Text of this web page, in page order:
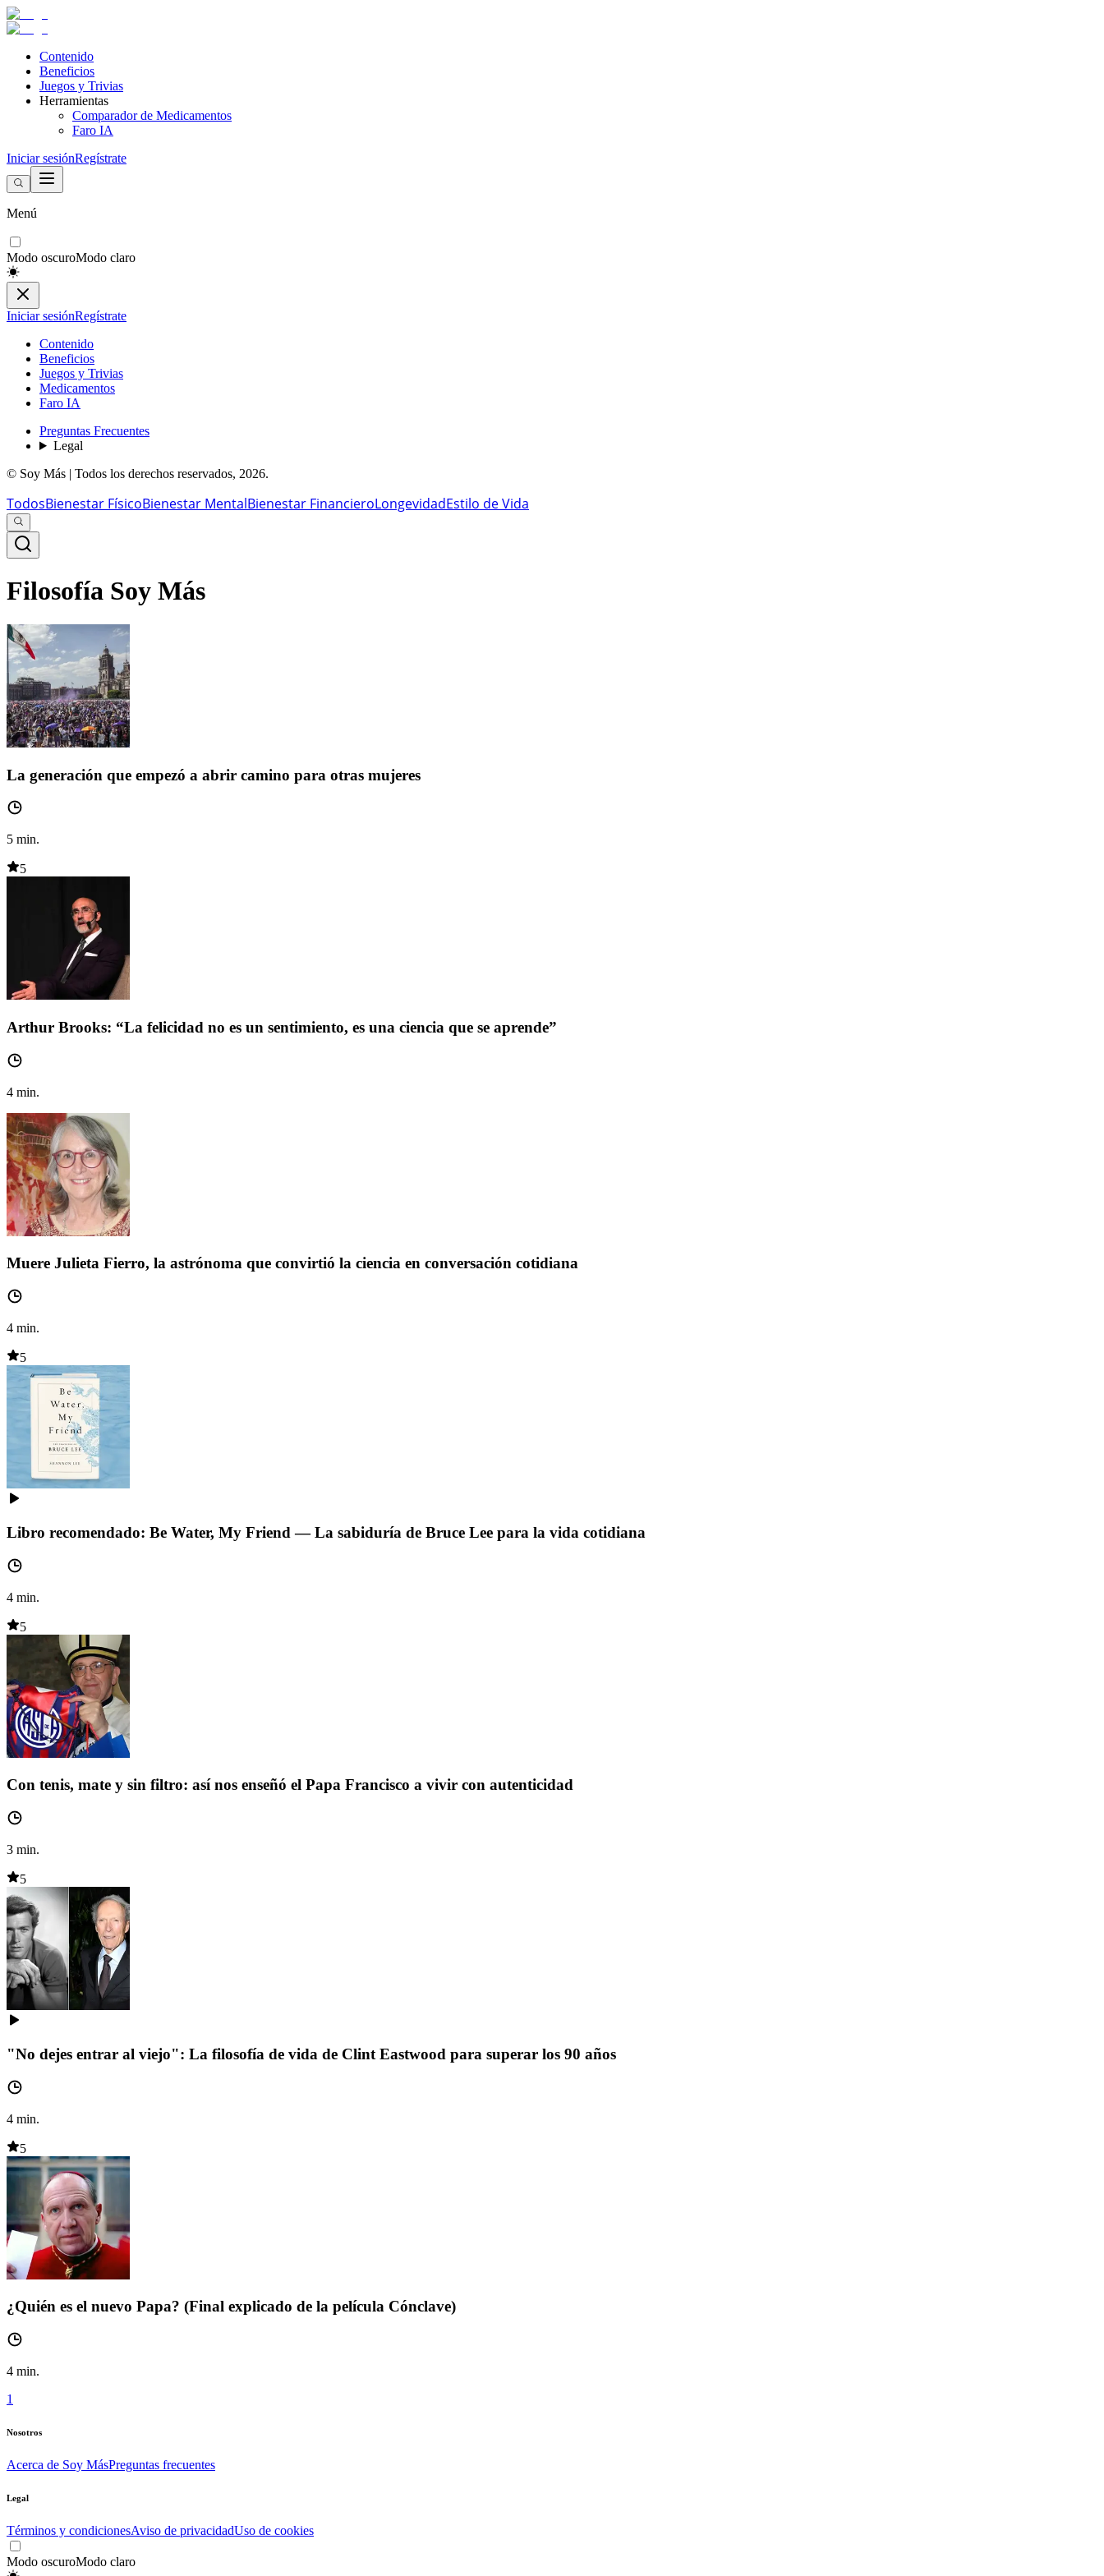
Contenido
Beneficios
Juegos y Trivias
Herramientas
Comparador de Medicamentos
Faro IA
Iniciar sesiónRegístrate
Menú
Modo oscuroModo claro
Iniciar sesiónRegístrate
Contenido
Beneficios
Juegos y Trivias
Medicamentos
Faro IA
Preguntas Frecuentes
Legal
© Soy Más | Todos los derechos reservados, 2026.
TodosBienestar FísicoBienestar MentalBienestar FinancieroLongevidadEstilo de Vida
Filosofía Soy Más
La generación que empezó a abrir camino para otras mujeres
5 min.
5
Arthur Brooks: “La felicidad no es un sentimiento, es una ciencia que se aprende”
4 min.
Muere Julieta Fierro, la astrónoma que convirtió la ciencia en conversación cotidiana
4 min.
5
Libro recomendado: Be Water, My Friend — La sabiduría de Bruce Lee para la vida cotidiana
4 min.
5
Con tenis, mate y sin filtro: así nos enseñó el Papa Francisco a vivir con autenticidad
3 min.
5
"No dejes entrar al viejo": La filosofía de vida de Clint Eastwood para superar los 90 años
4 min.
5
¿Quién es el nuevo Papa? (Final explicado de la película Cónclave)
4 min.
1
Nosotros
Acerca de Soy MásPreguntas frecuentes
Legal
Términos y condicionesAviso de privacidadUso de cookies
Modo oscuroModo claro